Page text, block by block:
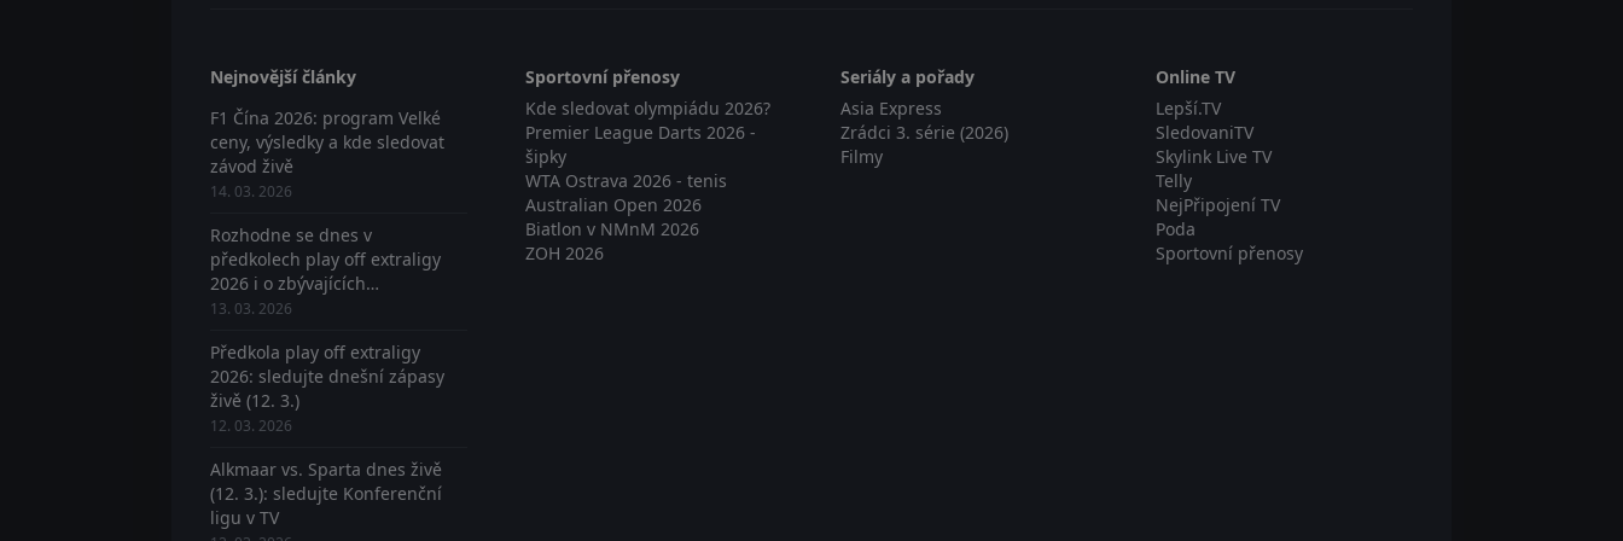
Nejnovější články
F1 Čína 2026: program Velké
ceny, výsledky a kde sledovat
závod živě
14. 03. 2026
Rozhodne se dnes v
předkolech play off extraligy
2026 i o zbývajících
postupujících? Sledujte živě
13. 03. 2026
Předkola play off extraligy
2026: sledujte dnešní zápasy
živě (12. 3.)
12. 03. 2026
Alkmaar vs. Sparta dnes živě
(12. 3.): sledujte Konferenční
ligu v TV
Sportovní přenosy
Kde sledovat olympiádu 2026?
Premier League Darts 2026 -
šipky
WTA Ostrava 2026 - tenis
Australian Open 2026
Biatlon v NMnM 2026
ZOH 2026
Seriály a pořady
Asia Express
Zrádci 3. série (2026)
Filmy
Online TV
Lepší.TV
SledovaniTV
Skylink Live TV
Telly
NejPřipojení TV
Poda
Sportovní přenosy